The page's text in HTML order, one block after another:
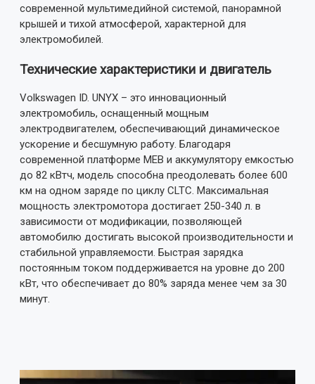
современной мультимедийной системой, панорамной
крышей и тихой атмосферой, характерной для
электромобилей.
Технические характеристики и двигатель
Volkswagen ID. UNYX – это инновационный
электромобиль, оснащенный мощным
электродвигателем, обеспечивающий динамическое
ускорение и бесшумную работу. Благодаря
современной платформе MEB и аккумулятору емкостью
до 82 кВтч, модель способна преодолевать более 600
км на одном заряде по циклу CLTC. Максимальная
мощность электромотора достигает 250-340 л. в
зависимости от модификации, позволяющей
автомобилю достигать высокой производительности и
стабильной управляемости. Быстрая зарядка
постоянным током поддерживается на уровне до 200
кВт, что обеспечивает до 80% заряда менее чем за 30
минут.